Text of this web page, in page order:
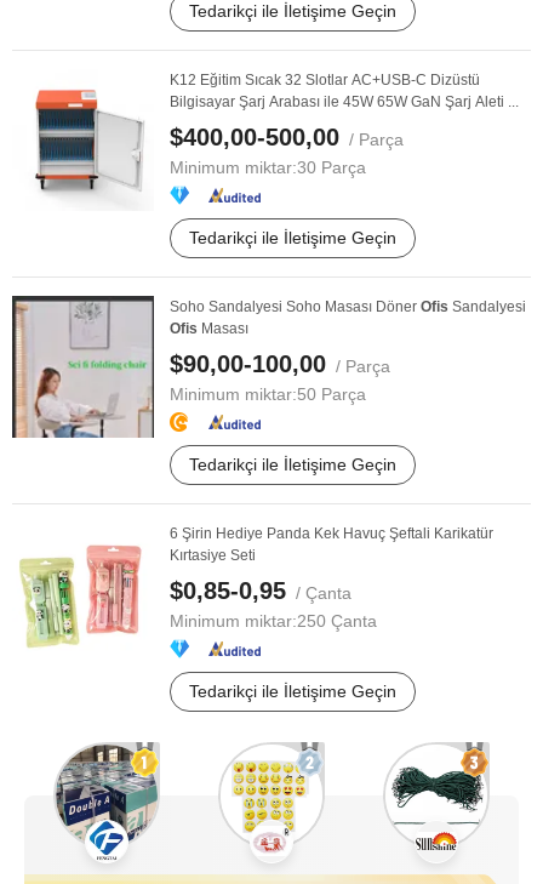
Tedarikçi ile İletişime Geçin
K12 Eğitim Sıcak 32 Slotlar AC+USB-C Dizüstü
Bilgisayar Şarj Arabası ile 45W 65W GaN Şarj Aleti ...
$400,00-500,00 / Parça
Minimum miktar:30 Parça
Tedarikçi ile İletişime Geçin
Soho Sandalyesi Soho Masası Döner Ofis Sandalyesi
Ofis Masası
$90,00-100,00 / Parça
Minimum miktar:50 Parça
Tedarikçi ile İletişime Geçin
6 Şirin Hediye Panda Kek Havuç Şeftali Karikatür
Kırtasiye Seti
$0,85-0,95 / Çanta
Minimum miktar:250 Çanta
Tedarikçi ile İletişime Geçin